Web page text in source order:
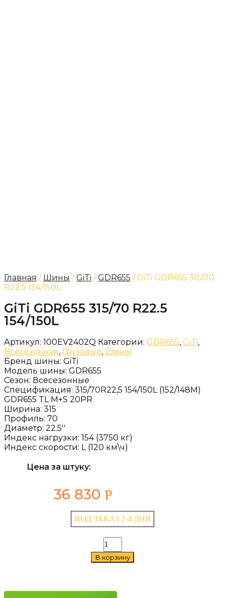
Главная / Шины /GiTi /GDR655 / GiTi GDR655 315/70
R22.5 154/150L
GiTi GDR655 315/70 R22.5
154/150L
Артикул: 100EV2402Q Категории: GDR655, GiTi,
Всесезонная, Грузовые, Шины
Бренд шины: GiTi
Модель шины: GDR655
Сезон: Всесезонные
Спецификация: 315/70R22,5 154/150L (152/148M)
GDR655 TL M+S 20PR
Ширина: 315
Профиль: 70
Диаметр: 22.5''
Индекс нагрузки: 154 (3750 кг)
Индекс скорости: L (120 км\ч)
Цена за штуку:
36 830 Р
ПОД ЗАКАЗ 2-4 ДНЯ
Количество
товара
GiTi
154/150L
В корзину